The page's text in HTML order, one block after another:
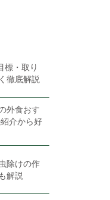
標・取り
徹底解説
外食おす
介から好
除けの作
解説